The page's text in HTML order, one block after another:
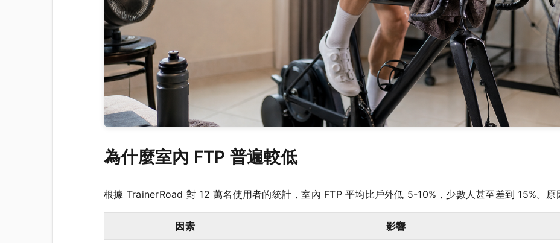
為什麼室內 FTP 普遍較低
根據 TrainerRoad 對 12 萬名使用者的統計，室內 FTP 平均比戶外低 5-10%，少數人甚至差到 15%。原
因素 影響